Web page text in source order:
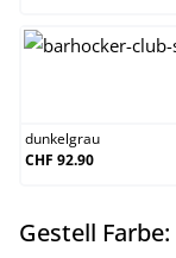
dunkelgrau
CHF 92.90
Gestell Farbe: